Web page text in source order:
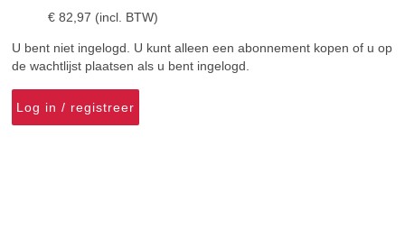
€ 82,97 (incl. BTW)
U bent niet ingelogd. U kunt alleen een abonnement kopen of u op
de wachtlijst plaatsen als u bent ingelogd.
Log in / registreer